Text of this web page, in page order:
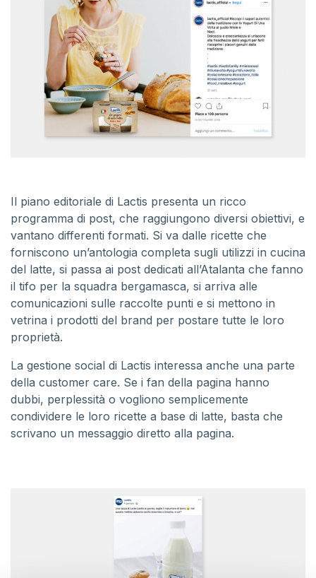
Il piano editoriale di Lactis presenta un ricco
programma di post, che raggiungono diversi obiettivi, e
vantano differenti formati. Si va dalle ricette che
forniscono un’antologia completa sugli utilizzi in cucina
del latte, si passa ai post dedicati all’Atalanta che fanno
il tifo per la squadra bergamasca, si arriva alle
comunicazioni sulle raccolte punti e si mettono in
vetrina i prodotti del brand per postare tutte le loro
proprietà.
La gestione social di Lactis interessa anche una parte
della customer care. Se i fan della pagina hanno
dubbi, perplessità o vogliono semplicemente
condividere le loro ricette a base di latte, basta che
scrivano un messaggio diretto alla pagina.